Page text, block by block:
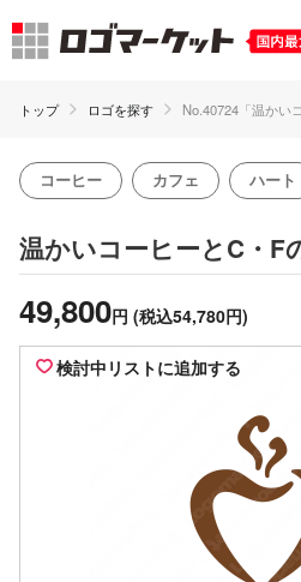
トップ ロゴを探す No.40724「温かい
コーヒー カフェ ハート
温かいコーヒーとC・F
49,800円 (税込54,780円)
検討中リストに追加する